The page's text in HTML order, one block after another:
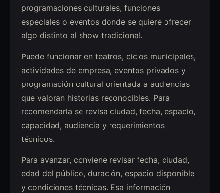
programaciones culturales, funciones
especiales o eventos donde se quiere ofrecer
algo distinto al show tradicional.
Puede funcionar en teatros, ciclos municipales,
actividades de empresa, eventos privados y
programación cultural orientada a audiencias
que valoran historias reconocibles. Para
recomendarla se revisa ciudad, fecha, espacio,
capacidad, audiencia y requerimientos
técnicos.
Para avanzar, conviene revisar fecha, ciudad,
edad del público, duración, espacio disponible
y condiciones técnicas. Esa información